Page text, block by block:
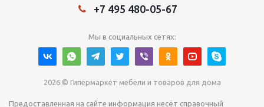
+7 495 480-05-67
Мы в социальных сетях:
2026 © Гипермаркет мебели и товаров для дома
Предоставленная на сайте информация несёт справочный